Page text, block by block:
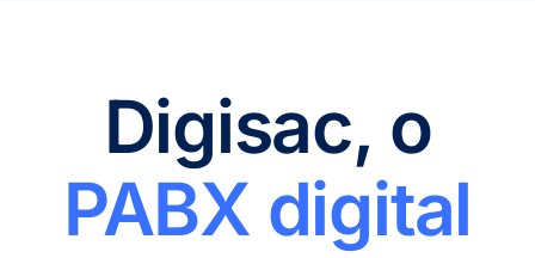
Digisac, o
PABX digital